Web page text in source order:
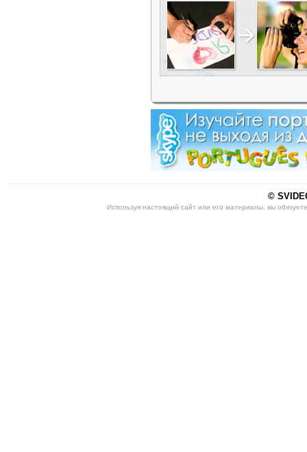
©
Используя настоящий сайт или его материалы, вы